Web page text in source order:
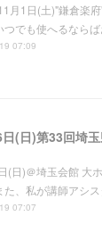
月1日(土)"鎌倉楽
つでも使へるなら
07:09
(日)第33回埼
(日)＠埼玉会館 大
た、私が講師アシ
07:07